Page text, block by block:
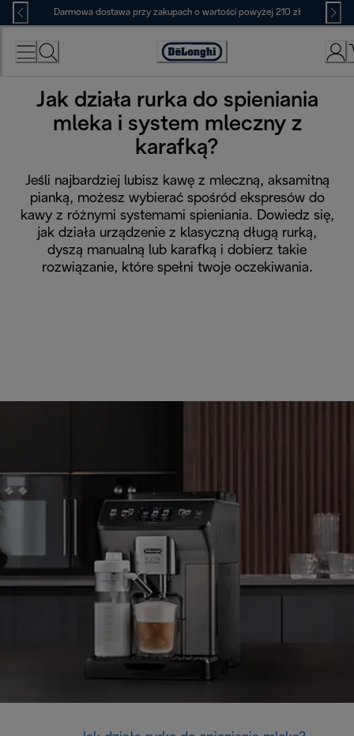
Skip
to
Content
Darmowa dostawa przy zakupach o wartości powyżej 210 zł
Deklaracja
Jak działa rurka do spieniania
mleka i system mleczny z
karafką?
Jeśli najbardziej lubisz kawę z mleczną, aksamitną
pianką, możesz wybierać spośród ekspresów do
kawy z różnymi systemami spieniania. Dowiedz się,
jak działa urządzenie z klasyczną długą rurką,
dyszą manualną lub karafką i dobierz takie
rozwiązanie, które spełni twoje oczekiwania.